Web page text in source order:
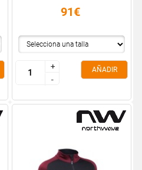
91€
+
-
+
-
AÑADIR